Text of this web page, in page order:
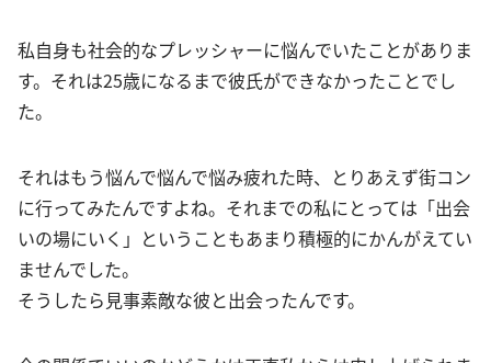
私自身も社会的なプレッシャーに悩んでいたことがありま
す。それは25歳になるまで彼氏ができなかったことでし
た。
それはもう悩んで悩んで悩み疲れた時、とりあえず街コン
に行ってみたんですよね。それまでの私にとっては「出会
いの場にいく」ということもあまり積極的にかんがえてい
ませんでした。
そうしたら見事素敵な彼と出会ったんです。